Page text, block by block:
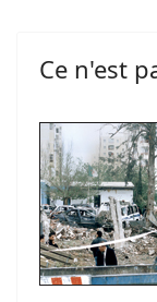
Ce n'est